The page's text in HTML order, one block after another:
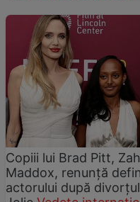
Copiii lui Brad Pitt,
Maddox, renunță
actorului după